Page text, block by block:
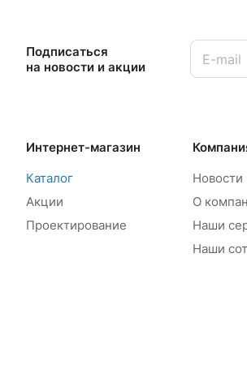
Подписаться
на новости и акции
Интернет-магазин
Каталог
Акции
Проектирование
Новости
О
Наши
Наши